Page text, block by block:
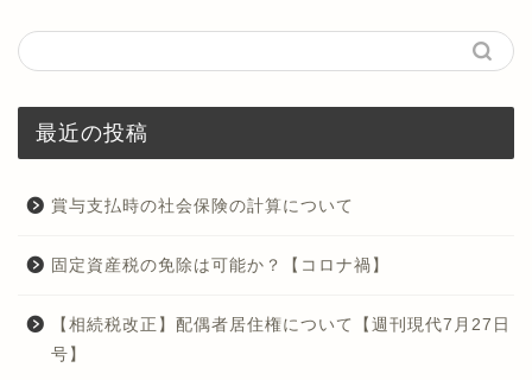
最近の投稿
賞与支払時の社会保険の計算について
固定資産税の免除は可能か？【コロナ禍】
【相続税改正】配偶者居住権について【週刊現代7月27日
号】